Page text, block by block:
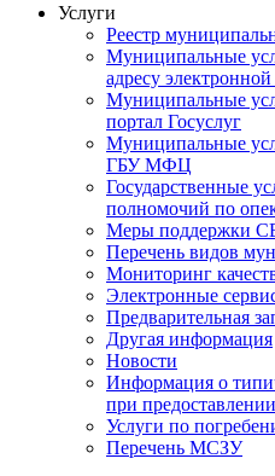
Услуги
Реестр
Муниципальные
адресу
Муниципальные
портал Госуслуг
Муниципальные
ГБУ МФЦ
Государственные
полномочий по
Меры поддержки
Перечень видов
Мониторинг
Электронные
Предварительная
Другая информация
Новости
Информация о
при
Услуги по
Перечень МСЗУ